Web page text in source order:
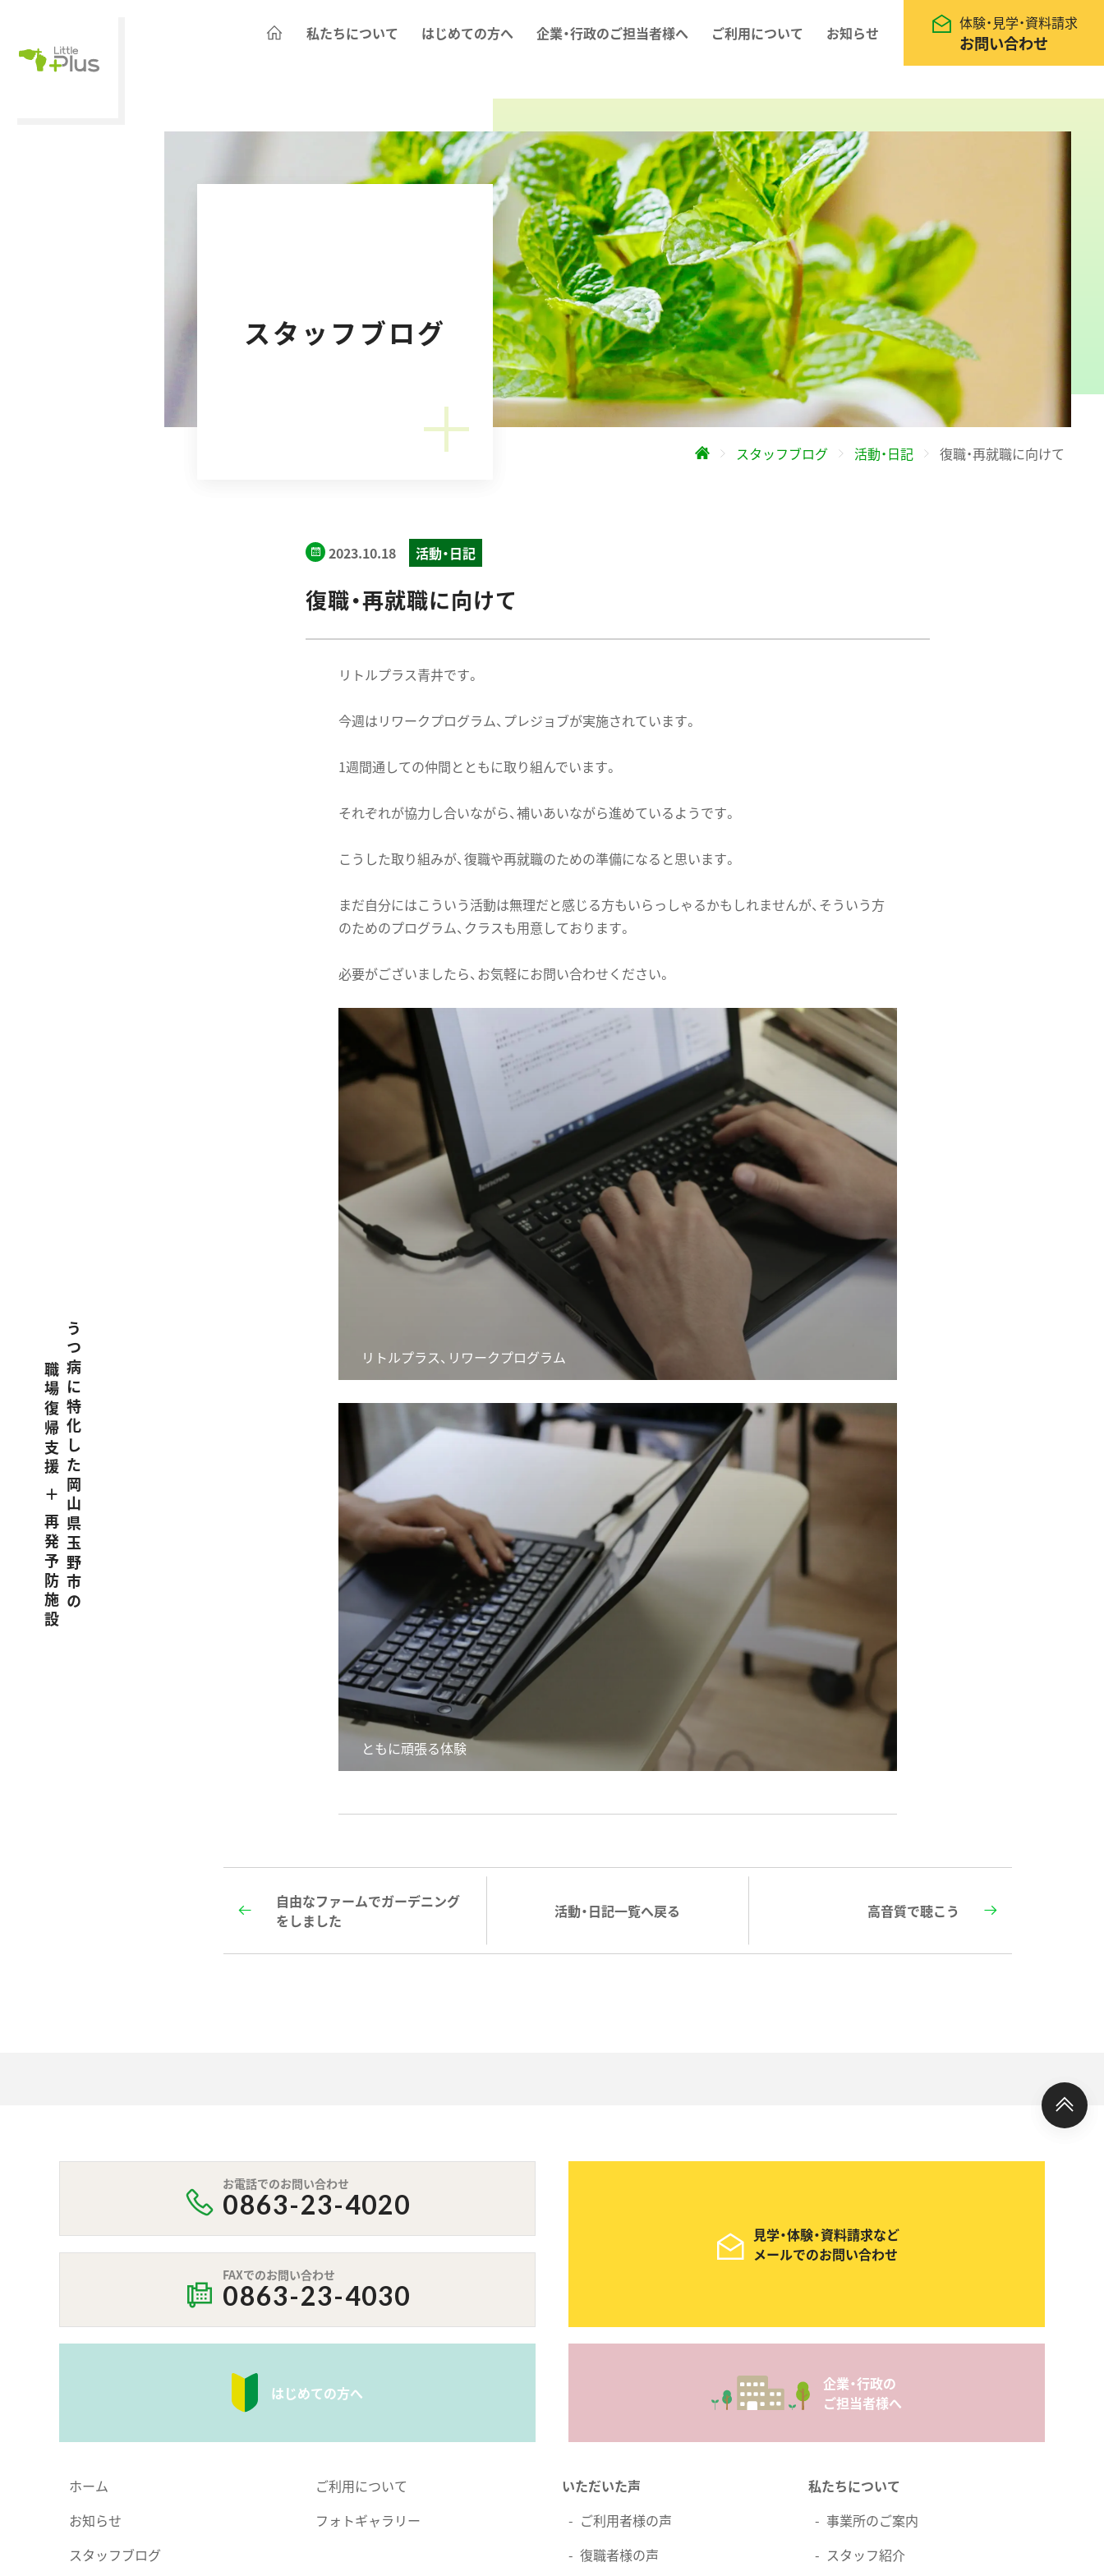
私たちについて はじめての方へ 企業・行政のご担当者様へ ご利用について お知らせ
体験・見学・資料請求
お問い合わせ
うつ病に特化した岡山県玉野市の
職場復帰支援 ＋ 再発予防施設
スタッフブログ
スタッフブログ 活動・日記 復職・再就職に向けて
2023.10.18 活動・日記
復職・再就職に向けて
リトルプラス青井です。
今週はリワークプログラム、プレジョブが実施されています。
1週間通しての仲間とともに取り組んでいます。
それぞれが協力し合いながら、補いあいながら進めているようです。
こうした取り組みが、復職や再就職のための準備になると思います。
まだ自分にはこういう活動は無理だと感じる方もいらっしゃるかもしれませんが、そういう方
のためのプログラム、クラスも用意しております。
必要がございましたら、お気軽にお問い合わせください。
リトルプラス、リワークプログラム
ともに頑張る体験
自由なファームでガーデニング
をしました
活動・日記一覧へ戻る 高音質で聴こう
お電話でのお問い合わせ
0863-23-4020
FAXでのお問い合わせ
0863-23-4030
見学・体験・資料請求など
メールでのお問い合わせ
はじめての方へ
企業・行政の
ご担当者様へ
ホーム
お知らせ
スタッフブログ
いただいた声
ご利用者様の声
復職者様の声
ご利用について
フォトギャラリー
私たちについて
事業所のご案内
スタッフ紹介